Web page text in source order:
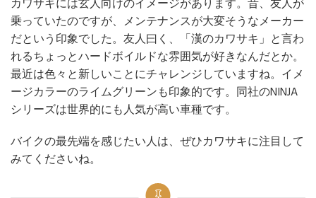
カワサキには玄人向けのイメージがあります。昔、友人が
乗っていたのですが、メンテナンスが大変そうなメーカー
だという印象でした。友人曰く、「漢のカワサキ」と言わ
れるちょっとハードボイルドな雰囲気が好きなんだとか。
最近は色々と新しいことにチャレンジしていますね。イメ
ージカラーのライムグリーンも印象的です。同社のNINJA
シリーズは世界的にも人気が高い車種です。
バイクの最先端を感じたい人は、ぜひカワサキに注目して
みてくださいね。